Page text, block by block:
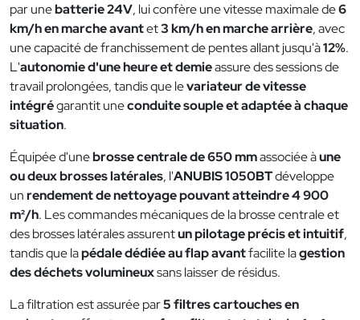
par unebatterie 24V, lui confère une vitesse maximale de6
km/h en marche avantet3 km/h en marche arrière, avec
une capacité de franchissement de pentes allant jusqu'à12%.
L'autonomie d'une heure et demieassure des sessions de
travail prolongées, tandis que levariateur de vitesse
intégrégarantit uneconduite souple et adaptée à chaque
situation.
Équipée d'unebrosse centrale de 650 mmassociée àune
ou deux brosses latérales, l'ANUBIS 1050BTdéveloppe
unrendement de nettoyage pouvant atteindre 4 900
m²/h. Les commandes mécaniques de la brosse centrale et
des brosses latérales assurentun pilotage précis et intuitif,
tandis que lapédale dédiée au flap avantfacilite lagestion
des déchets volumineuxsans laisser de résidus.
La filtration est assurée par5 filtres cartouches en